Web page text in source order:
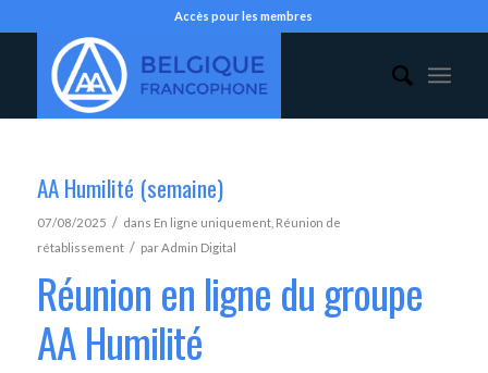
Accès pour les membres
AA Humilité (semaine)
07/08/2025 / dans En ligne uniquement, Réunion de
rétablissement / parAdmin Digital
Réunion en ligne du groupe
AA Humilité